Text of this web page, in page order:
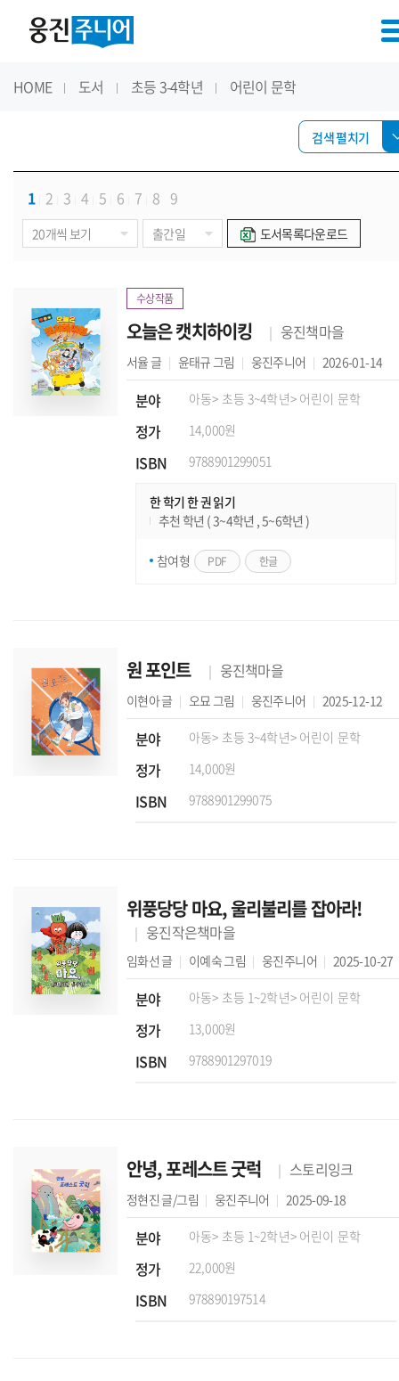
HOME 도서 초등 3-4학년 어린이 문학
검색 펼치기
1 2 3 4 5 6 7 8 9
도서목록다운로드
수상작품
오늘은 캣치하이킹 웅진책마을
서율 글 윤태규그림 웅진주니어 2026-01-14
분야 아동> 초등 3~4학년> 어린이 문학
정가 14,000원
ISBN 9788901299051
한 학기 한 권 읽기
추천 학년 ( 3~4학년 , 5~6학년 )
참여형 PDF 한글
원 포인트 웅진책마을
이현아글 오묘그림 웅진주니어 2025-12-12
분야 아동> 초등 3~4학년> 어린이 문학
정가 14,000원
ISBN 9788901299075
위풍당당 마요, 울리불리를 잡아라!
웅진작은책마을
임화선 글 이예숙그림 웅진주니어 2025-10-27
분야 아동> 초등 1~2학년> 어린이 문학
정가 13,000원
ISBN 9788901297019
안녕, 포레스트 굿럭 스토리잉크
정현진 글/그림 웅진주니어 2025-09-18
분야 아동> 초등 1~2학년> 어린이 문학
정가 22,000원
ISBN 978890197514